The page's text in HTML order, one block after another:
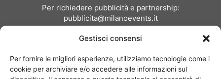
Gestisci consensi
Per fornire le migliori esperienze, utilizziamo tecnologie come i
cookie per archiviare e/o accedere alle informazioni sul
Per richiedere pubblicità e partnership:
pubblicita@milanoevents.it